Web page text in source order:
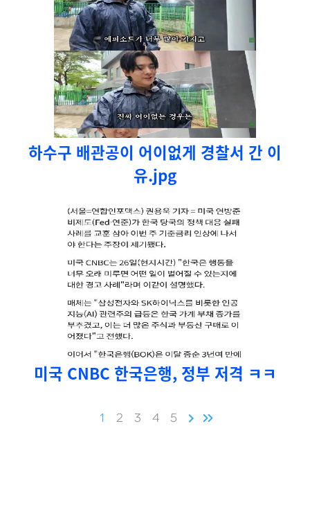
하수구 배관공이 어이없게 경찰서 간 이
유.jpg
미국 CNBC 한국은행, 정부 저격 ㅋㅋ
1 2 3 4 5